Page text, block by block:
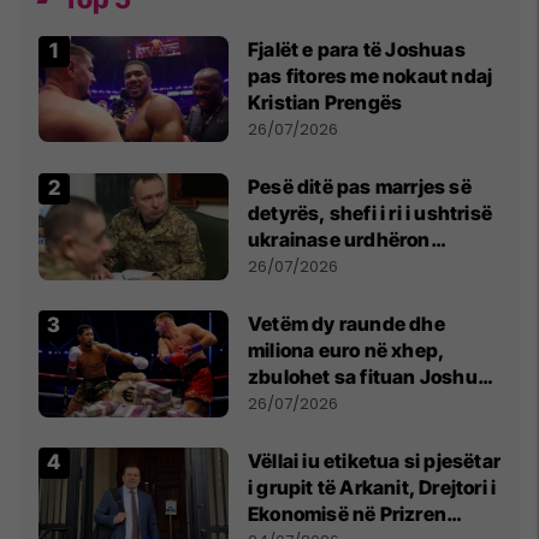
Fjalët e para të Joshuas
pas fitores me nokaut ndaj
Kristian Prengës
26/07/2026
Pesë ditë pas marrjes së
detyrës, shefi i ri i ushtrisë
ukrainase urdhëron
kontroll të madh
26/07/2026
Vetëm dy raunde dhe
miliona euro në xhep,
zbulohet sa fituan Joshua
e Prenga
26/07/2026
Vëllai iu etiketua si pjesëtar
i grupit të Arkanit, Drejtori i
Ekonomisë në Prizren